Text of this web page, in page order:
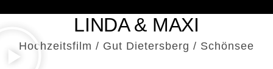
LINDA & MAXI
Hochzeitsfilm / Gut Dietersberg / Schönsee